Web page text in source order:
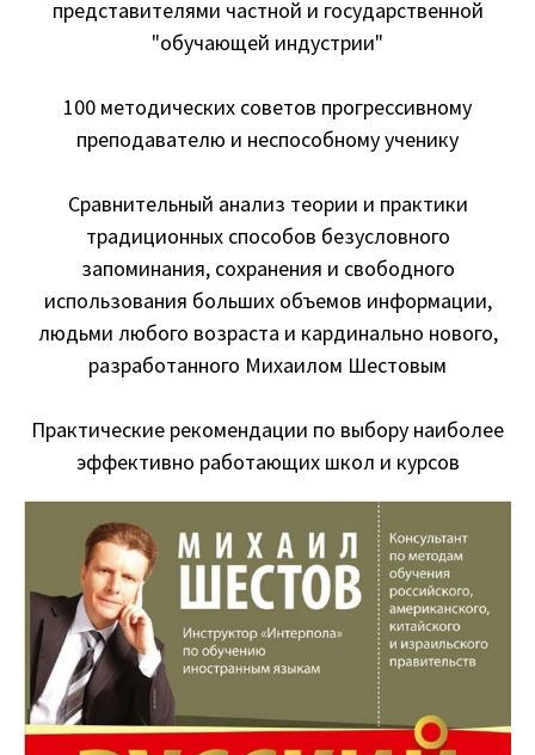
представителями частной и государственной
"обучающей индустрии"
100 методических советов прогрессивному
преподавателю и неспособному ученику
Сравнительный анализ теории и практики
традиционных способов безусловного
запоминания, сохранения и свободного
использования больших объемов информации,
людьми любого возраста и кардинально нового,
разработанного Михаилом Шестовым
Практические рекомендации по выбору наиболее
эффективно работающих школ и курсов